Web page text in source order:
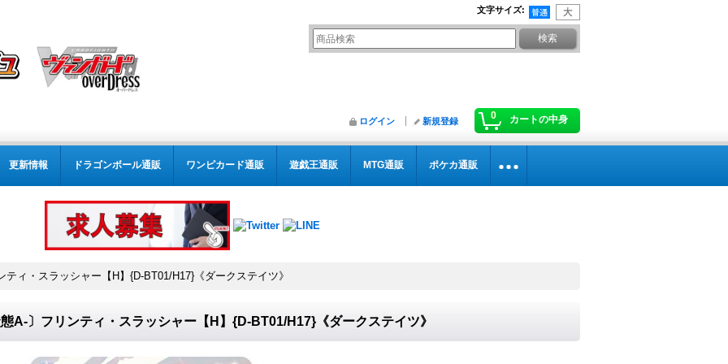
文字サイズ:
0 カートの中身
ログイン 新規登録
更新情報 ドラゴンボール通販 ワンピカード通販 遊戯王通販 MTG通販 ポケカ通販
ティ・スラッシャー【H】{D-BT01/H17}《ダークステイツ》
A-〕フリンティ・スラッシャー【H】{D-BT01/H17}《ダークステイツ》